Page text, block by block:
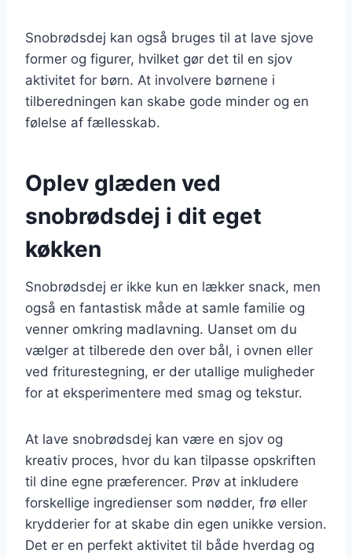
Snobrødsdej kan også bruges til at lave sjove
former og figurer, hvilket gør det til en sjov
aktivitet for børn. At involvere børnene i
tilberedningen kan skabe gode minder og en
følelse af fællesskab.
Oplev glæden ved
snobrødsdej i dit eget
køkken
Snobrødsdej er ikke kun en lækker snack, men
også en fantastisk måde at samle familie og
venner omkring madlavning. Uanset om du
vælger at tilberede den over bål, i ovnen eller
ved friturestegning, er der utallige muligheder
for at eksperimentere med smag og tekstur.
At lave snobrødsdej kan være en sjov og
kreativ proces, hvor du kan tilpasse opskriften
til dine egne præferencer. Prøv at inkludere
forskellige ingredienser som nødder, frø eller
krydderier for at skabe din egen unikke version.
Det er en perfekt aktivitet til både hverdag og